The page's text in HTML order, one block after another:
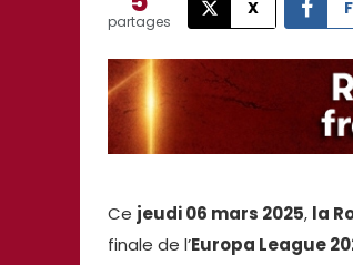
partages
X
Ce jeudi 06 mars 2025, la
finale de l’Europa League